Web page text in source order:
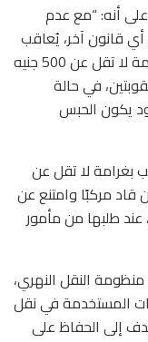
أصبحت المادة (14) تنص على أنه: “مع عدم
قانون آخر، يُعاقب
بالحبس مدة لا تزيد على ثلاث سنوات، وبغرامة لا تقل عن 500 جنيه
في حالة
يكون الحبس
أنه: “يعاقب بغرامة لا تقل عن
قاد مركبًا وامتنع عن
عند طلبها من مأمور
النقل النهري،
المستخدمة في نقل
إلى الحفاظ على